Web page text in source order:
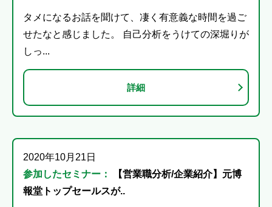
タメになるお話を聞けて、凄く有意義な時間を過ご
せたなと感じました。 自己分析をうけての深堀りが
しっ...
詳細
2020年10月21日
参加したセミナー：
【営業職分析/企業紹介】元博
報堂トップセールスが..